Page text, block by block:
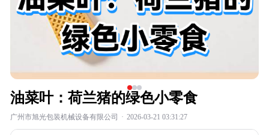
油菜叶：荷兰猪的绿色小零食
广州市旭光包装机械设备有限公司 · 2026-03-21 03:31:27